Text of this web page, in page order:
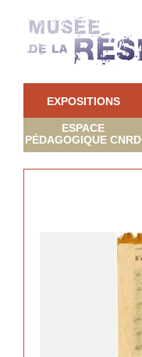
EXPOSITIONS
ESPACE
PÉDAGOGIQUE CNRD